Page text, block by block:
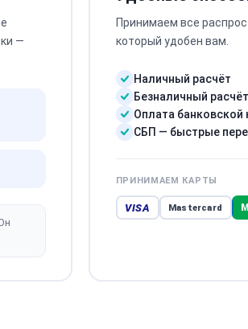
—
Принимаем все
который удобен вам.
Наличный расчёт
Безналичный
Оплата банковской
СБП — быстрые
ПРИНИМАЕМ КАРТЫ
VISA Mastercard